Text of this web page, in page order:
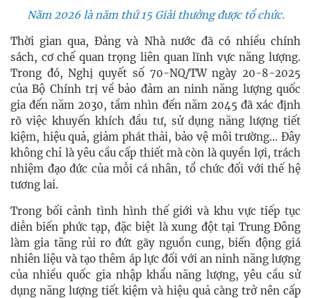
Năm 2026 là năm thứ 15 Giải thưởng được tổ chức.
Thời gian qua, Đảng và Nhà nước đã có nhiều chính
sách, cơ chế quan trọng liên quan lĩnh vực năng lượng.
Trong đó, Nghị quyết số 70-NQ/TW ngày 20-8-2025
của Bộ Chính trị về bảo đảm an ninh năng lượng quốc
gia đến năm 2030, tầm nhìn đến năm 2045 đã xác định
rõ việc khuyến khích đầu tư, sử dụng năng lượng tiết
kiệm, hiệu quả, giảm phát thải, bảo vệ môi trường... Đây
không chỉ là yêu cầu cấp thiết mà còn là quyền lợi, trách
nhiệm đạo đức của mỗi cá nhân, tổ chức đối với thế hệ
tương lai.
Trong bối cảnh tình hình thế giới và khu vực tiếp tục
diễn biến phức tạp, đặc biệt là xung đột tại Trung Đông
làm gia tăng rủi ro đứt gãy nguồn cung, biến động giá
nhiên liệu và tạo thêm áp lực đối với an ninh năng lượng
của nhiều quốc gia nhập khẩu năng lượng, yêu cầu sử
dụng năng lượng tiết kiệm và hiệu quả càng trở nên cấp